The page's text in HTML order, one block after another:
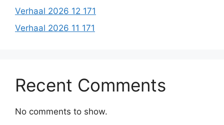
Verhaal 2026 12 171
Verhaal 2026 11 171
Recent Comments
No comments to show.